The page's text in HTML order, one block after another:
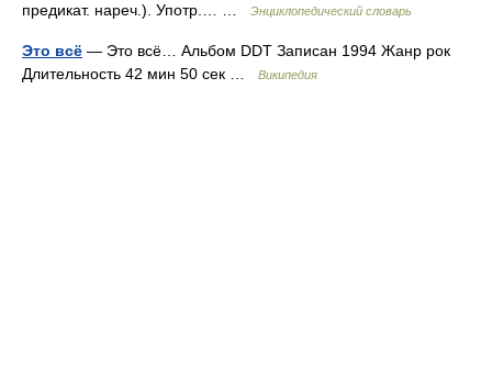
предикат. нареч.). Употр.… …
Энциклопедический словарь
Это всё — Это всё… Альбом DDT Записан 1994 Жанр рок
Длительность 42 мин 50 сек …
Википедия